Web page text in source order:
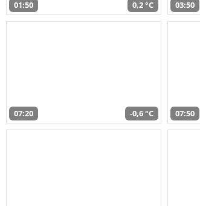
01:50 0,2 °C 03:50
07:20 -0,6 °C 07:50